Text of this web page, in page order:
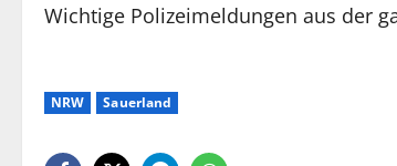
Wichtige Polizeimeldungen aus der
NRW Sauerland